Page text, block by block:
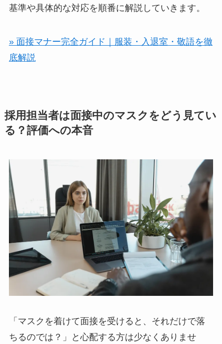
基準や具体的な対応を順番に解説していきます。
» 面接マナー完全ガイド｜服装・入退室・敬語を徹
底解説
採用担当者は面接中のマスクをどう見てい
る？評価への本音
「マスクを着けて面接を受けると、それだけで落
ちるのでは？」と心配する方は少なくありませ